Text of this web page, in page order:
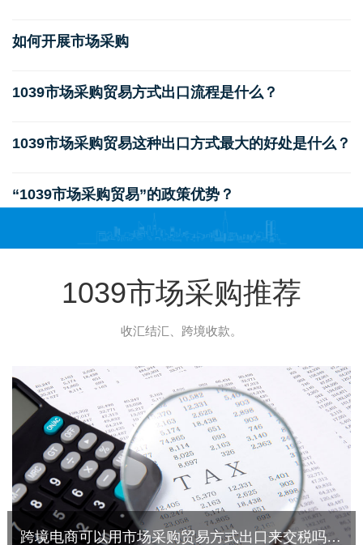
如何开展市场采购
1039市场采购贸易方式出口流程是什么？
1039市场采购贸易这种出口方式最大的好处是什么？
“1039市场采购贸易”的政策优势？
1039市场采购推荐
收汇结汇、跨境收款。
跨境电商可以用市场采购贸易方式出口来交税吗？当然可以